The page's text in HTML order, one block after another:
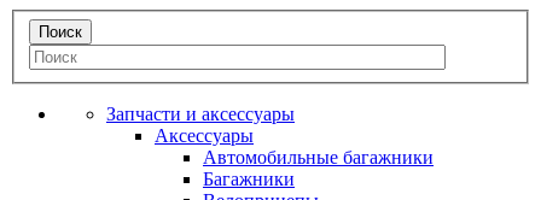
Запчасти и аксессуары
Аксессуары
Автомобильные багажники
Багажники